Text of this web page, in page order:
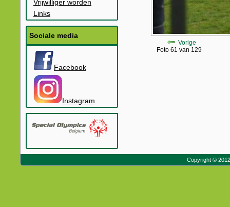
Vrijwilliger worden
Links
Sociale media
Facebook
Instagram
Vorige
Foto 61 van 129
Copyright ©